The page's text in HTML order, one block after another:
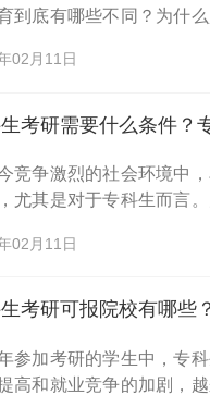
到底有哪些不同？为什
许多人来说是一
02月11日
考研需要什么条件？
竞争激烈的社会环境中
尤其是对于专科生而言
究生考试，首先
02月11日
考研可报院校有哪些
参加考研的学生中，专
高和就业竞争的加剧，